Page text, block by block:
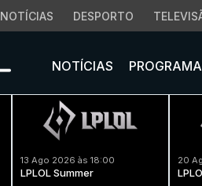
NOTÍCIAS DESPORTO
NOTÍCIAS
13 Ago 2026 às 18:00
LPLOL Summer
20